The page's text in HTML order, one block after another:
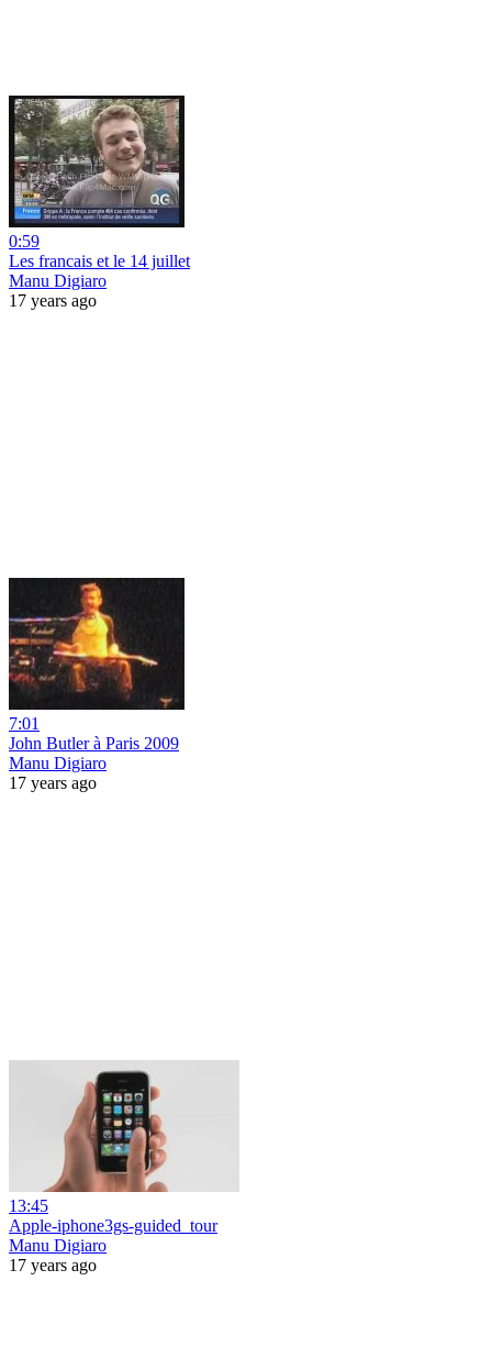
0:59
Les francais et le 14 juillet
Manu Digiaro
17 years ago
7:01
John Butler à Paris 2009
Manu Digiaro
17 years ago
13:45
Apple-iphone3gs-guided_tour
Manu Digiaro
17 years ago